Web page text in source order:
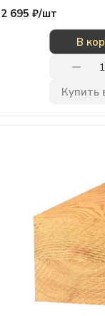
2 695 ₽/шт
В
Купить